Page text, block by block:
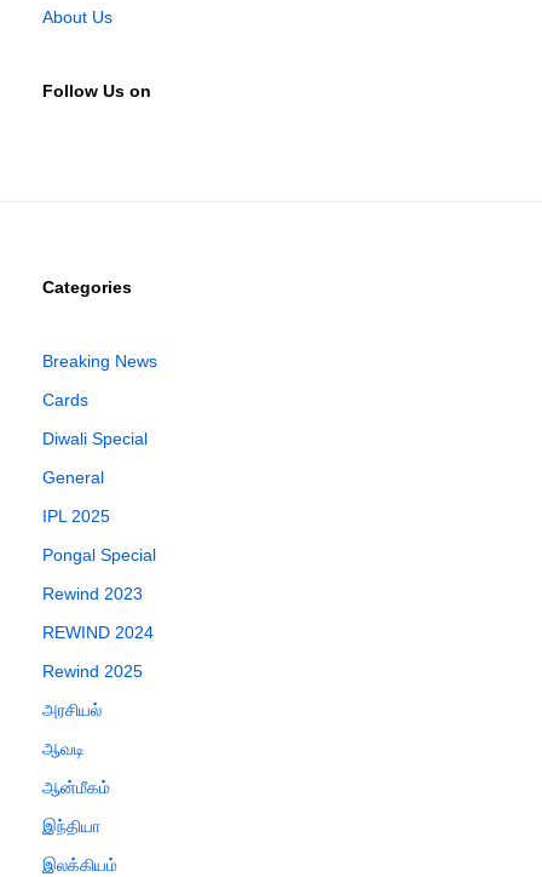
About Us
Follow Us on
Categories
Breaking News
Cards
Diwali Special
General
IPL 2025
Pongal Special
Rewind 2023
REWIND 2024
Rewind 2025
அரசியல்
ஆவடி
ஆன்மீகம்
இந்தியா
இலக்கியம்